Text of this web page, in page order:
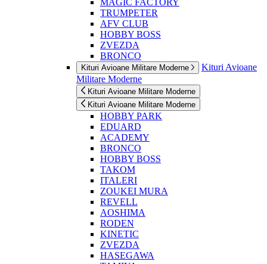
MAGIC FACTORY
TRUMPETER
AFV CLUB
HOBBY BOSS
ZVEZDA
BRONCO
Kituri Avioane Militare Moderne
Kituri Avioane
Militare Moderne
Kituri Avioane Militare Moderne
Kituri Avioane Militare Moderne
HOBBY PARK
EDUARD
ACADEMY
BRONCO
HOBBY BOSS
TAKOM
ITALERI
ZOUKEI MURA
REVELL
AOSHIMA
RODEN
KINETIC
ZVEZDA
HASEGAWA